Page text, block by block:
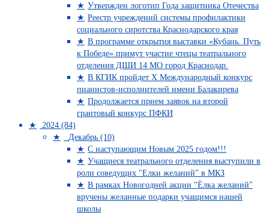
Утвержден логотип Года защитника Отечества
Реестр учреждений системы профилактики
социального сиротства Краснодарского края
В программе открытия выставки «Кубань. Путь
к Победе» примут участие чтецы театрального
отделения ДШИ 14 МО город Краснодар.
В КГИК пройдет Х Международный конкурс
пианистов-исполнителей имени Балакирева
Продолжается прием заявок на второй
грантовый конкурс ПФКИ
2024 (84)
Декабрь (10)
С наступающим Новым 2025 годом!!!
Учащиеся театрального отделения выступили в
роли соведущих "Елки желаний" в МКЗ
В рамках Новогодней акции "Ёлка желаний"
вручены желанные подарки учащимся нашей
школы